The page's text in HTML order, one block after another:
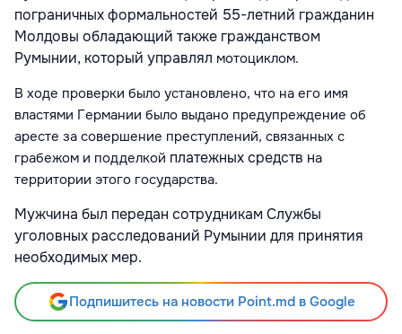
пограничных формальностей 55-летний гражданин
Молдовы обладающий также гражданством
Румынии, который управлял мотоциклом.
В ходе проверки было установлено, что на его имя
властями Германии было выдано предупреждение об
аресте за совершение преступлений, связанных с
грабежом и подделкой платежных средств на
территории этого государства.
Мужчина был передан сотрудникам Службы
уголовных расследований Румынии для принятия
необходимых мер.
Подпишитесь на новости Point.md в Google